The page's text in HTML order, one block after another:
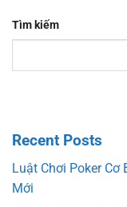
Tìm kiếm
Recent Posts
Luật Chơi Poker Cơ
Mới